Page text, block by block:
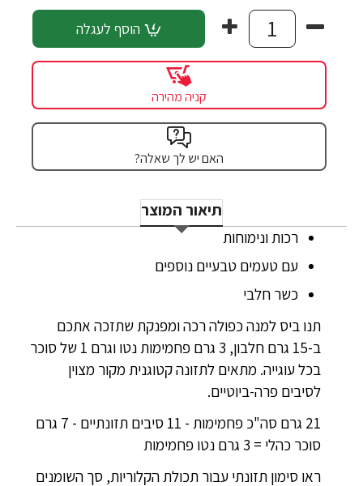
הוסף לעגלה
קניה מהירה
האם יש לך שאלה?
תיאור המוצר
רכות ונימוחות
עם טעמים טבעיים נוספים
כשר חלבי
תנו ביס למנה כפולה רכה ומפנקת שתזכה אתכם
ב-15 גרם חלבון, 3 גרם פחמימות נטו וגרם 1 של סוכר
בכל עוגייה. מתאים לתזונה קטוגנית מקור מצוין
לסיבים פרה-ביוטיים.
21 גרם סה"כ פחמימות - 11 סיבים תזונתיים - 7 גרם
סוכר כהלי = 3 גרם נטו פחמימות
ראו סימון תזונתי עבור תכולת הקלוריות, סך השומנים